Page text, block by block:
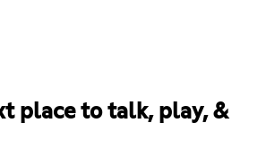
place to talk, play, &